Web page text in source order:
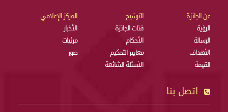
عن الجائزة
الرؤية
الرسالة
الأهداف
القيمة
الترشيح
فئات الجائزة
الأحكام
معايير التحكيم
الأسئلة الشائعة
المركز الإعلامي
الأخبار
مرئيات
صور
اتصل بنا